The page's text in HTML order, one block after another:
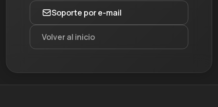
Soporte por e-mail
Volver al inicio